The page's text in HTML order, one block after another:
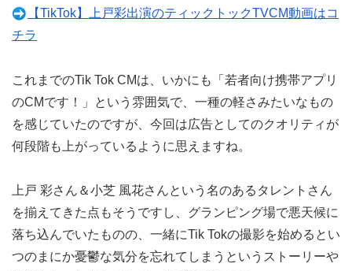
【TikTok】上戸彩出演のティックトックTVCM動画はコ
チラ
これまでのTik Tok CMは、いかにも「若者向け携帯アプリ
のCMです！」という雰囲気で、一種の軽さみたいなもの
を感じていたのですが、今回は広告としてのクオリティが
何段階も上がっているように思えますね。
上戸 彩さん＆小芝 風花さんという名のあるタレントさん
を揃えてきた点もそうですし、グランピング場で悪天候に
落ち込んでいたものの、一緒にTik Tokの撮影を始めるとい
つのまにか憂鬱な気分を忘れてしまうというストーリーや